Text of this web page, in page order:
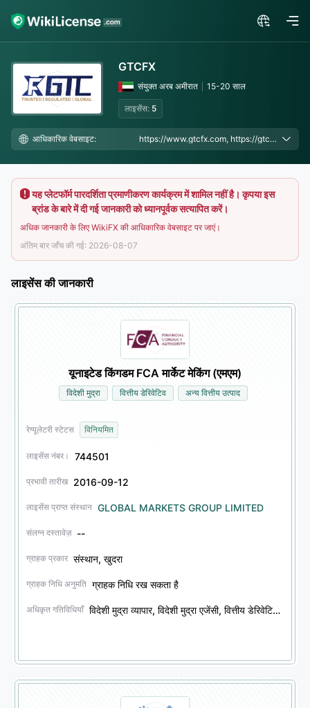
GTCFX
संयुक्त अरब अमीरात 15-20 साल
लाइसेंस: 5
आधिकारिक वेबसाइट: https://www.gtcfx.com, https://gtc-asia.net/
यह प्लेटफॉर्म पारदर्शिता प्रमाणीकरण कार्यक्रम में शामिल नहीं है। कृपया इस
ब्रांड के बारे में दी गई जानकारी को ध्यानपूर्वक सत्यापित करें।
अधिक जानकारी के लिए WikiFX की आधिकारिक वेबसाइट पर जाएं।
अंतिम बार जाँच की गई: 2026-08-07
लाइसेंस की जानकारी
यूनाइटेड किंगडम FCA मार्केट मेकिंग (एमएम)
विदेशी मुद्रा वित्तीय डेरिवेटिव अन्य वित्तीय उत्पाद
रेग्यूलेटरी स्टेटस विनियमित
लाइसेंस नंबर। 744501
प्रभावी तारीख 2016-09-12
लाइसेंस प्राप्त संस्थान GLOBAL MARKETS GROUP LIMITED
संलग्न दस्तावेज़ --
ग्राहक प्रकार संस्थान, खुदरा
ग्राहक निधि अनुमति ग्राहक निधि रख सकता है
अधिकृत गतिविधियाँ विदेशी मुद्रा व्यापार, विदेशी मुद्रा एजेंसी, वित्तीय डेरिवेटिव व्यापार, वित्तीय डेरिवेटिव एजेंसी, अन्य वित्तीय उत्पाद व्यापार, अन्य वित्तीय उत्पाद एजेंसी